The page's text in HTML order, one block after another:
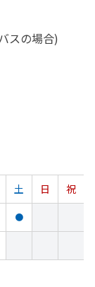
スの場合)
土 日
祝
●